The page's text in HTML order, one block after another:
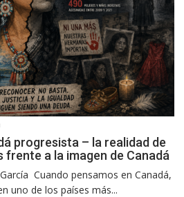
progresista – la realidad de
frente a la imagen de Canadá
Cuando pensamos en Canadá,
uno de los países más...